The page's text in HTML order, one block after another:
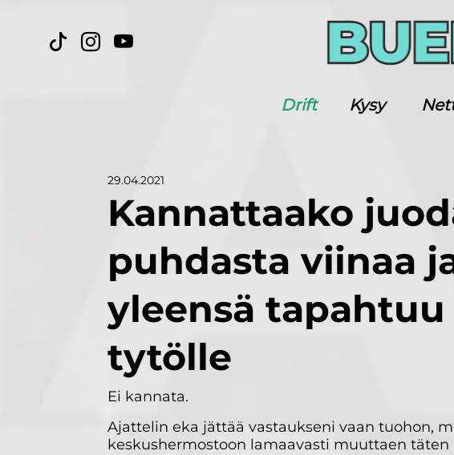
Drift Kysy
29.04.2021
Kannattaako
puhdasta viinaa
yleensä tapahtuu
tytölle
Ei kannata.
Ajattelin eka jättää vastaukseni vaan tuohon,
keskushermostoon lamaavasti muuttaen